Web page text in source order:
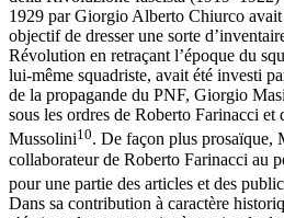
1929 par Giorgio Alberto Chiurco
objectif de dresser une sorte
Révolution en retraçant l’époque du
lui-même squadriste, avait été investi
de la propagande du PNF, Giorgio
sous les ordres de Roberto Farinacci et
Mussolini10. De façon plus prosaïque,
collaborateur de Roberto Farinacci au
pour une partie des articles et des
Dans sa contribution à caractère